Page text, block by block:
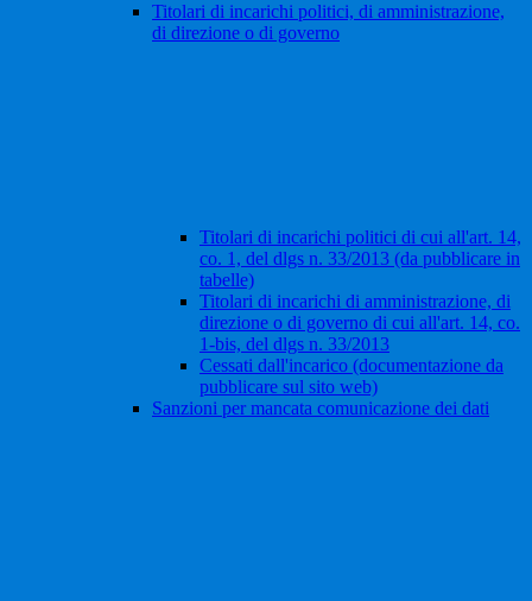
Titolari di incarichi politici, di amministrazione,
di direzione o di governo
Titolari di incarichi politici di cui all'art. 14,
co. 1, del dlgs n. 33/2013 (da pubblicare in
tabelle)
Titolari di incarichi di amministrazione, di
direzione o di governo di cui all'art. 14, co.
1-bis, del dlgs n. 33/2013
Cessati dall'incarico (documentazione da
pubblicare sul sito web)
Sanzioni per mancata comunicazione dei dati